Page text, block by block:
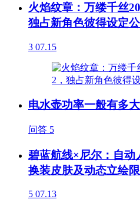
火焰纹章：万缕千丝
独占新角色彼得设定
3 07.15
电水壶功率一般有多
问答 5
碧蓝航线×尼尔：自动
换装皮肤及动态立绘
5 07.13